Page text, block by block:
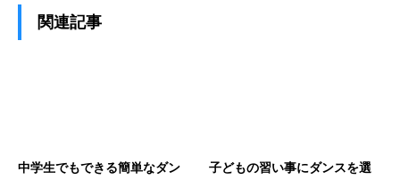
関連記事
中学生でもできる簡単なダン
子どもの習い事にダンスを選